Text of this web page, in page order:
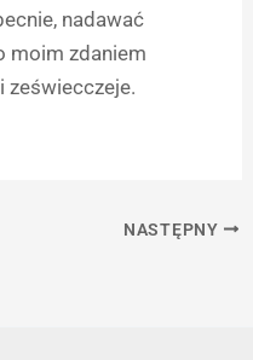
nadawać
moim zdaniem
zeświecczeje.
NASTĘPNY